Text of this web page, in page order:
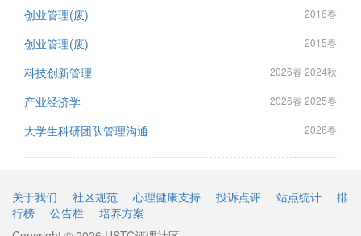
创业管理(废) 2016春
创业管理(废) 2015春
科技创新管理 2026春 2024秋
产业经济学 2026春 2025春
大学生科研团队管理沟通 2026春
关于我们 社区规范 心理健康支持 投诉点评 站点统计
排
行榜
公告栏
培养方案